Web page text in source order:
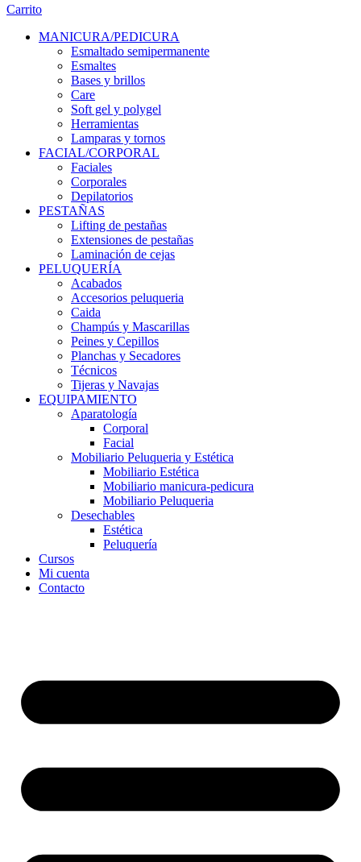
Carrito
MANICURA/PEDICURA
Esmaltado semipermanente
Esmaltes
Bases y brillos
Care
Soft gel y polygel
Herramientas
Lamparas y tornos
FACIAL/CORPORAL
Faciales
Corporales
Depilatorios
PESTAÑAS
Lifting de pestañas
Extensiones de pestañas
Laminación de cejas
PELUQUERÍA
Acabados
Accesorios peluqueria
Caida
Champús y Mascarillas
Peines y Cepillos
Planchas y Secadores
Técnicos
Tijeras y Navajas
EQUIPAMIENTO
Aparatología
Corporal
Facial
Mobiliario Peluqueria y Estética
Mobiliario Estética
Mobiliario manicura-pedicura
Mobiliario Peluqueria
Desechables
Estética
Peluquería
Cursos
Mi cuenta
Contacto